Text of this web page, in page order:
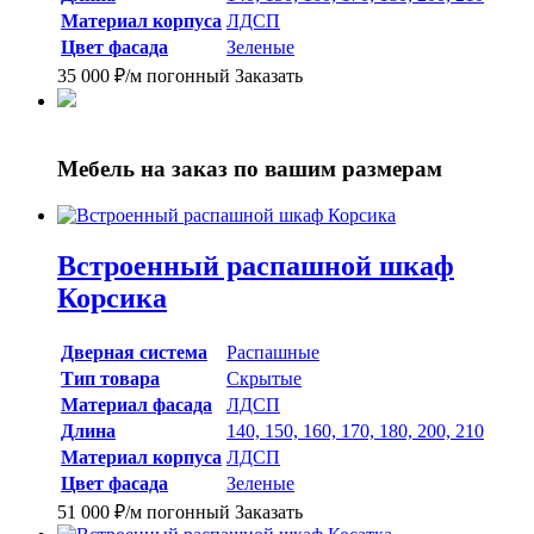
Материал корпуса ЛДСП
Цвет фасада
Зеленые
35 000 ₽/м погонный Заказать
Мебель на заказ по вашим размерам
Встроенный распашной шкаф
Корсика
Дверная система
Распашные
Тип товара
Скрытые
Материал фасада
ЛДСП
Длина
140, 150, 160, 170, 180, 200, 210
Материал корпуса ЛДСП
Цвет фасада
Зеленые
51 000 ₽/м погонный Заказать